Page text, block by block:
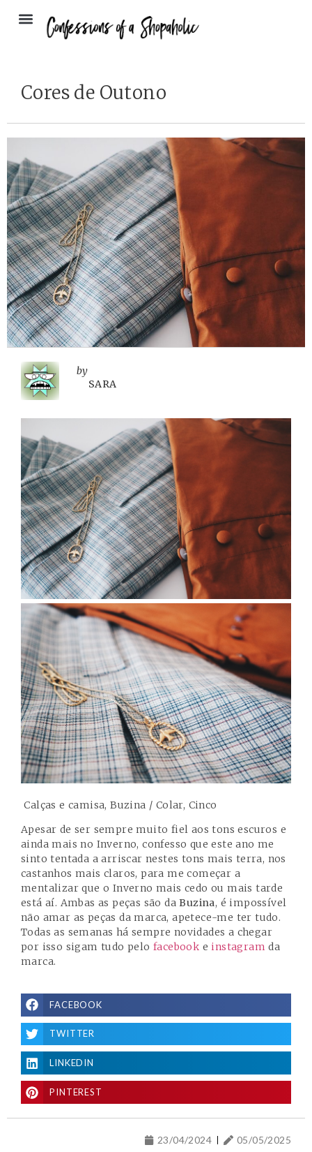
Cores de Outono
by
SARA
Calças e camisa, Buzina / Colar, Cinco
Apesar de ser sempre muito fiel aos tons escuros e
ainda mais no Inverno, confesso que este ano me
sinto tentada a arriscar nestes tons mais terra, nos
castanhos mais claros, para me começar a
mentalizar que o Inverno mais cedo ou mais tarde
está aí. Ambas as peças são daBuzina, é impossível
não amar as peças da marca, apetece-me ter tudo.
Todas as semanas há sempre novidades a chegar
por isso sigam tudo pelo facebook e instagram da
marca.
FACEBOOK
TWITTER
LINKEDIN
PINTEREST
23/04/2024 05/05/2025